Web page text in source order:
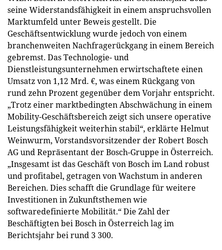
seine Widerstandsfähigkeit in einem anspruchsvollen
Marktumfeld unter Beweis gestellt. Die
Geschäftsentwicklung wurde jedoch von einem
branchenweiten Nachfragerückgang in einem Bereich
gebremst. Das Technologie- und
Dienstleistungsunternehmen erwirtschaftete einen
Umsatz von 1,12 Mrd. €, was einem Rückgang von
rund zehn Prozent gegenüber dem Vorjahr entspricht.
„Trotz einer marktbedingten Abschwächung in einem
Mobility-Geschäftsbereich zeigt sich unsere operative
Leistungsfähigkeit weiterhin stabil“, erklärte Helmut
Weinwurm, Vorstandsvorsitzender der Robert Bosch
AG und Repräsentant der Bosch-Gruppe in Österreich.
„Insgesamt ist das Geschäft von Bosch im Land robust
und profitabel, getragen von Wachstum in anderen
Bereichen. Dies schafft die Grundlage für weitere
Investitionen in Zukunftsthemen wie
softwaredefinierte Mobilität.“ Die Zahl der
Beschäftigten bei Bosch in Österreich lag im
Berichtsjahr bei rund 3 300.